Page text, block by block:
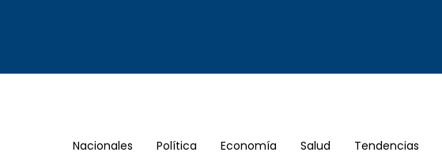
Nacionales Política Economía Salud Tendencias